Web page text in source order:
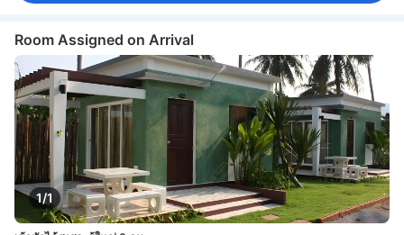
Room Assigned on Arrival
1/1